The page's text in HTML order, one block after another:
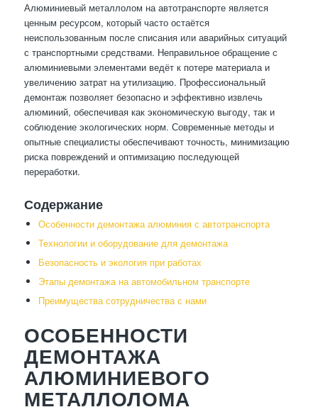
Алюминиевый металлолом на автотранспорте является
ценным ресурсом, который часто остаётся
неиспользованным после списания или аварийных ситуаций
с транспортными средствами. Неправильное обращение с
алюминиевыми элементами ведёт к потере материала и
увеличению затрат на утилизацию. Профессиональный
демонтаж позволяет безопасно и эффективно извлечь
алюминий, обеспечивая как экономическую выгоду, так и
соблюдение экологических норм. Современные методы и
опытные специалисты обеспечивают точность, минимизацию
риска повреждений и оптимизацию последующей
переработки.
Содержание
Особенности демонтажа алюминия с автотранспорта
Технологии и оборудование для демонтажа
Безопасность и экология при работах
Этапы демонтажа на автомобильном транспорте
Преимущества сотрудничества с нами
ОСОБЕННОСТИ
ДЕМОНТАЖА
АЛЮМИНИЕВОГО
МЕТАЛЛОЛОМА